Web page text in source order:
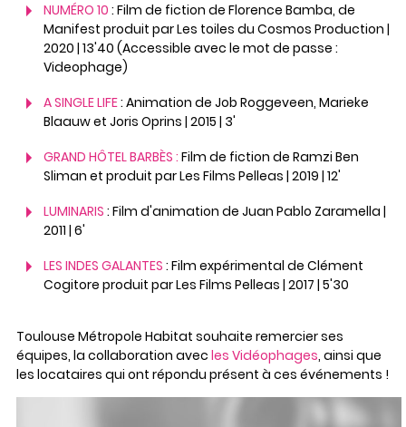
NUMÉRO 10 : Film de fiction de Florence Bamba, de
Manifest produit par Les toiles du Cosmos Production |
2020 | 13'40 (Accessible avec le mot de passe :
Videophage)
A SINGLE LIFE: Animation de Job Roggeveen, Marieke
Blaauw et Joris Oprins | 2015 | 3'
GRAND HÔTEL BARBÈS : Film de fiction de Ramzi Ben
Sliman et produit par Les Films Pelleas | 2019 | 12'
LUMINARIS : Film d'animation de Juan Pablo Zaramella |
2011 | 6'
LES INDES GALANTES : Film expérimental de Clément
Cogitore produit par Les Films Pelleas | 2017 | 5'30
Toulouse Métropole Habitat souhaite remercier ses
équipes, la collaboration avec les Vidéophages, ainsi que
les locataires qui ont répondu présent à ces événements !